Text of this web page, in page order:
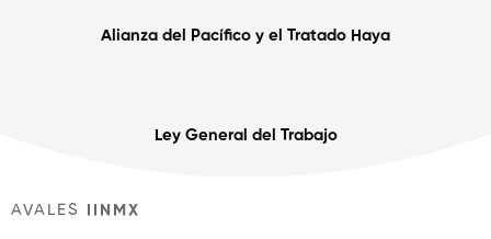
Alianza del Pacífico y el Tratado Haya
Ley General del Trabajo
AVALES IINMX